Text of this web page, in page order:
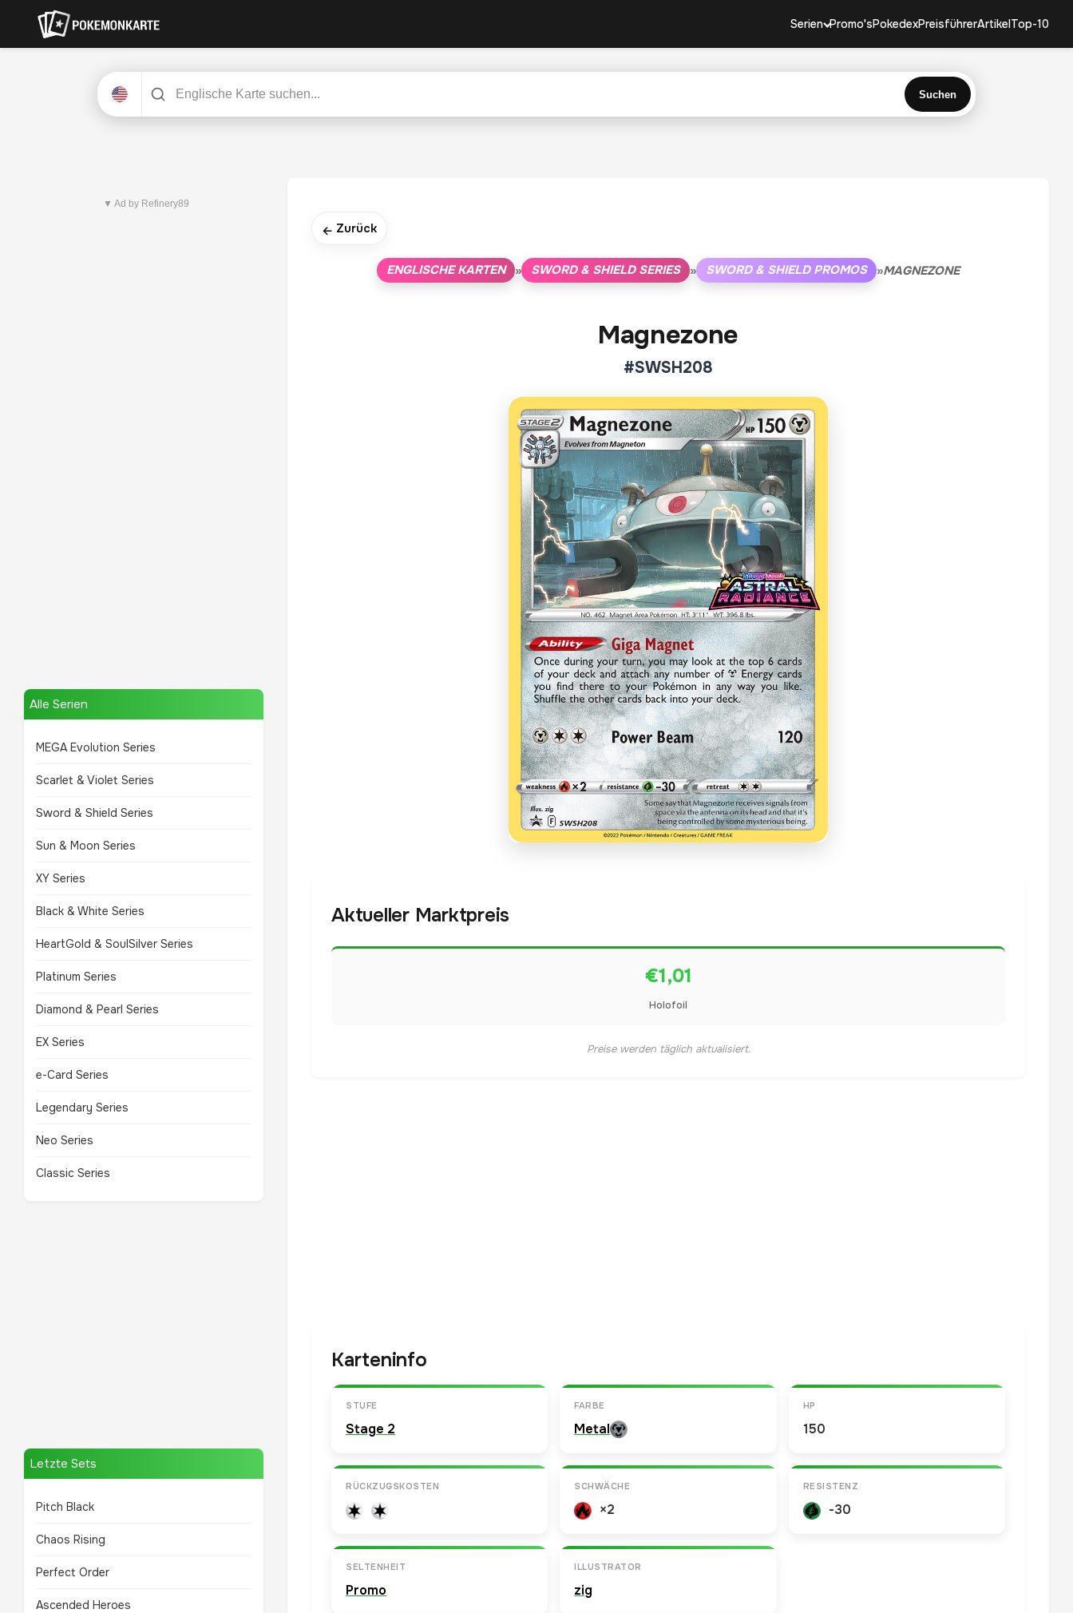
Serien Promo'sPokedexPreisführerArtikelTop-10
Suchen
▼ Ad by Refinery89
Alle Serien
MEGA Evolution Series
Scarlet & Violet Series
Sword & Shield Series
Sun & Moon Series
XY Series
Black & White Series
HeartGold & SoulSilver Series
Platinum Series
Diamond & Pearl Series
EX Series
e-Card Series
Legendary Series
Neo Series
Classic Series
Letzte Sets
Pitch Black
Chaos Rising
Perfect Order
Ascended Heroes
← Zurück
ENGLISCHE KARTEN » SWORD & SHIELD SERIES » SWORD & SHIELD PROMOS »MAGNEZONE
Magnezone
#SWSH208
Aktueller Marktpreis
€1,01
Holofoil
Preise werden täglich aktualisiert.
Karteninfo
STUFE
Stage 2
FARBE
Metal
HP
150
RÜCKZUGSKOSTEN SCHWÄCHE
×2
RESISTENZ
-30
SELTENHEIT
Promo
ILLUSTRATOR
zig